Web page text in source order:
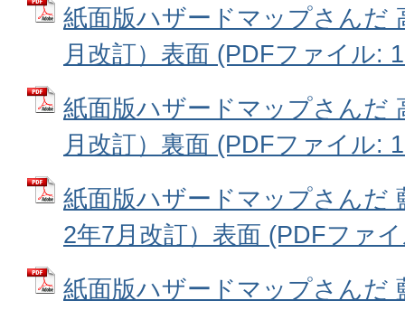
紙面版ハザードマップさんだ
月改訂）表面 (PDFファイル:
紙面版ハザードマップさんだ
月改訂）裏面 (PDFファイル:
紙面版ハザードマップさんだ
2年7月改訂）表面 (PDFファ
紙面版ハザードマップさんだ